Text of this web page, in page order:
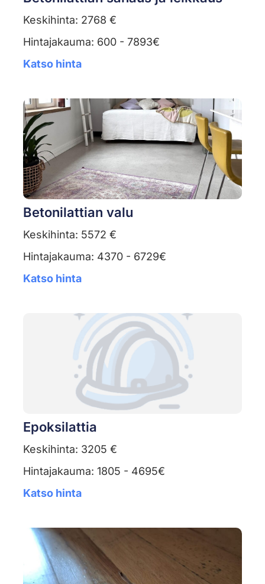
Keskihinta: 2768 €
Hintajakauma: 600 - 7893€
Katso hinta
Betonilattian valu
Keskihinta: 5572 €
Hintajakauma: 4370 - 6729€
Katso hinta
Epoksilattia
Keskihinta: 3205 €
Hintajakauma: 1805 - 4695€
Katso hinta